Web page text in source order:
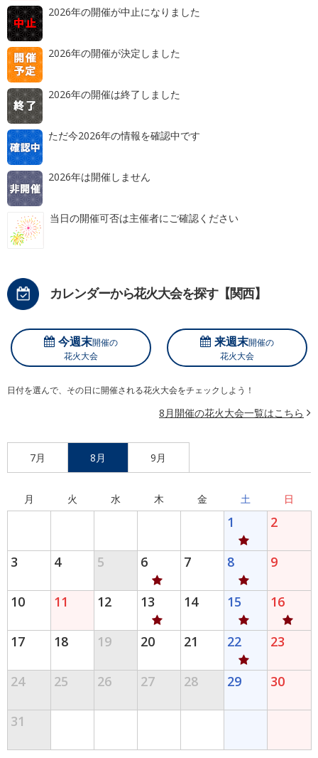
2026年の開催が中止になりました
2026年の開催が決定しました
2026年の開催は終了しました
ただ今2026年の情報を確認中です
2026年は開催しません
当日の開催可否は主催者にご確認ください
カレンダーから花火大会を探す【関西】
今週末開催の
花火大会
来週末開催の
花火大会
日付を選んで、その日に開催される花火大会をチェックしよう！
8月開催の花火大会一覧はこちら
7月 8月 9月
月 火 水 木 金 土 日
1 2
3 4 5 6 7 8 9
10 11 12 13 14 15 16
17 18 19 20 21 22 23
24 25 26 27 28 29 30
31